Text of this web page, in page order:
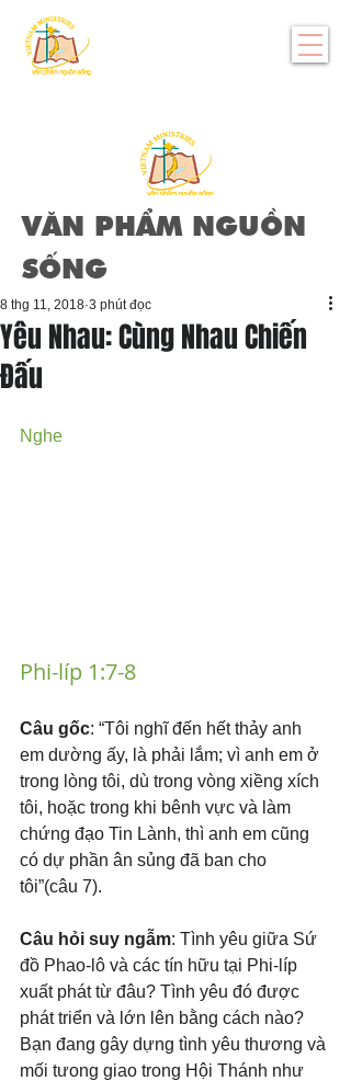
VĂN PHẨM NGUỒN
SỐNG
Yêu Nhau: Cùng Nhau Chiến
Đấu
8 thg 11, 2018 3 phút đọc
Nghe
Phi-líp 1:7-8
Câu gốc: “Tôi nghĩ đến hết thảy anh
em dường ấy, là phải lắm; vì anh em ở
trong lòng tôi, dù trong vòng xiềng xích
tôi, hoặc trong khi bênh vực và làm
chứng đạo Tin Lành, thì anh em cũng
có dự phần ân sủng đã ban cho
tôi”(câu 7).
Câu hỏi suy ngẫm: Tình yêu giữa Sứ
đồ Phao-lô và các tín hữu tại Phi-líp
xuất phát từ đâu? Tình yêu đó được
phát triển và lớn lên bằng cách nào?
Bạn đang gây dựng tình yêu thương và
mối tưong giao trong Hội Thánh như